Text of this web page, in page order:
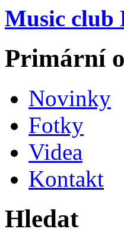
Music club
Primární
Novinky
Fotky
Videa
Kontakt
Hledat